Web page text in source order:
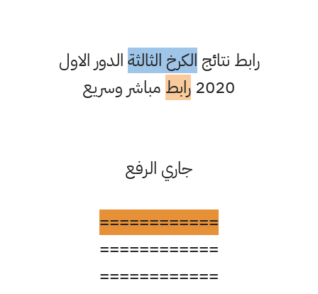
رابط نتائجالكرخ الثالثةالدور الاول
2020 رابط مباشر وسريع
جاري الرفع
============
============
============